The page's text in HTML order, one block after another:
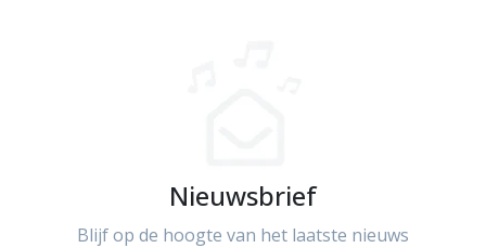
Nieuwsbrief
Blijf op de hoogte van het laatste nieuws